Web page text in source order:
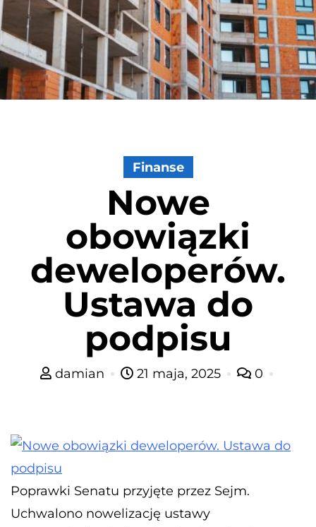
Finanse
Nowe
obowiązki
deweloperów.
Ustawa do
podpisu
damian 21 maja, 2025 0
Poprawki Senatu przyjęte przez Sejm.
Uchwalono nowelizację ustawy